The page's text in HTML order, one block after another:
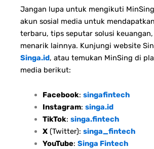
Jangan lupa untuk mengikuti
akun sosial media untuk
terbaru, tips seputar solusi
menarik lainnya. Kunjungi website
Singa.id, atau temukan MinSing di
media berikut:
Facebook: singafintech
Instagram: singa.id
TikTok: singa.fintech
X(Twitter): singa_fintech
YouTube: Singa Fintech